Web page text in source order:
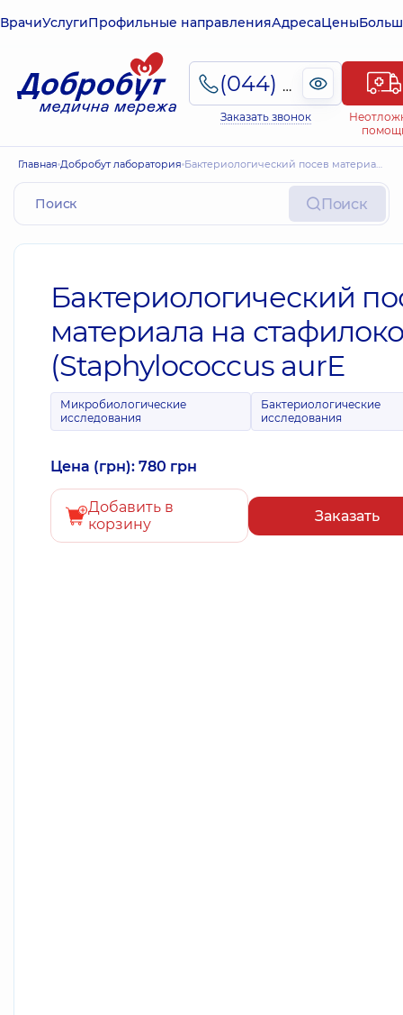
ВрачиУслугиПрофильные направленияАдресаЦены
(044) 495-2-888
Заказать звонок
Главная Добробут лаборатория Бактериологический посев материала на стафилококк (Staphylococcus aurE
Поиск
Бактериологический
материала на
(Staphylococcus aurE
Микробиологические
исследования
Бактериологические
исследования
Цена (грн): 780 грн
Добавить в
корзину
Заказать